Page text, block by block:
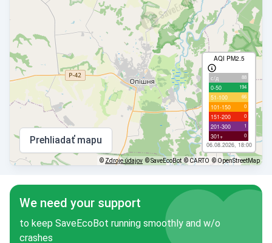
AQI PM2.5
с/д 88
0-50 194
51-100 66
101-150 0
151-200 0
201-300 1
301+ 0
06.08.2026, 18:00
Prehliadať mapu
© Zdroje údajov © SaveEcoBot © CARTO © OpenStreetMap
We need your support
to keep SaveEcoBot running smoothly and w/o
crashes